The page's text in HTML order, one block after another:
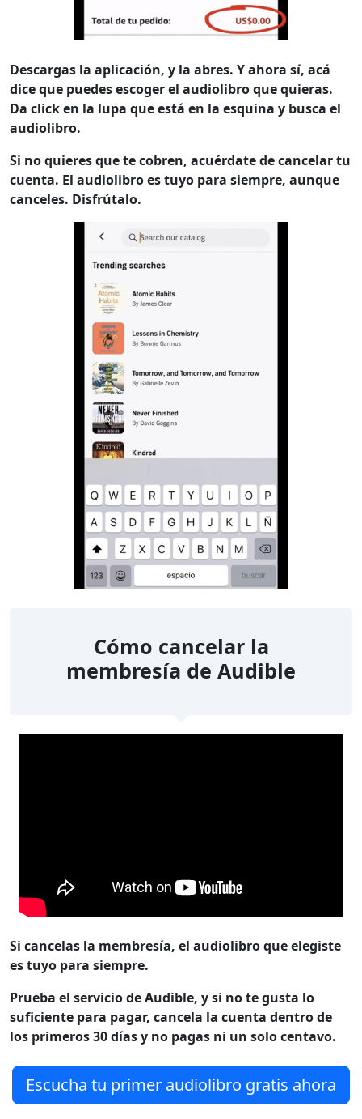
Descargas la aplicación, y la abres. Y ahora sí, acá
dice que puedes escoger el audiolibro que quieras.
Da click en la lupa que está en la esquina y busca el
audiolibro.
Si no quieres que te cobren, acuérdate de cancelar tu
cuenta. El audiolibro es tuyo para siempre, aunque
canceles. Disfrútalo.
Cómo cancelar la
membresía de Audible
Si cancelas la membresía, el audiolibro que elegiste
es tuyo para siempre.
Prueba el servicio de Audible, y si no te gusta lo
suficiente para pagar, cancela la cuenta dentro de
los primeros 30 días y no pagas ni un solo centavo.
Escucha tu primer audiolibro gratis ahora